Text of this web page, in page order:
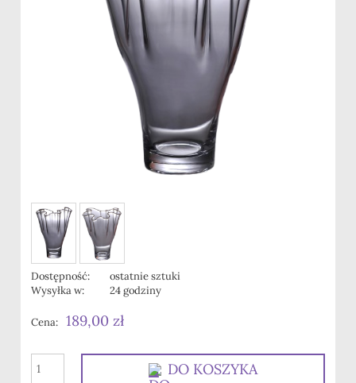
Dostępność:
ostatnie sztuki
Wysyłka w:
24 godziny
Cena: 189,00 zł
DO KOSZYKA